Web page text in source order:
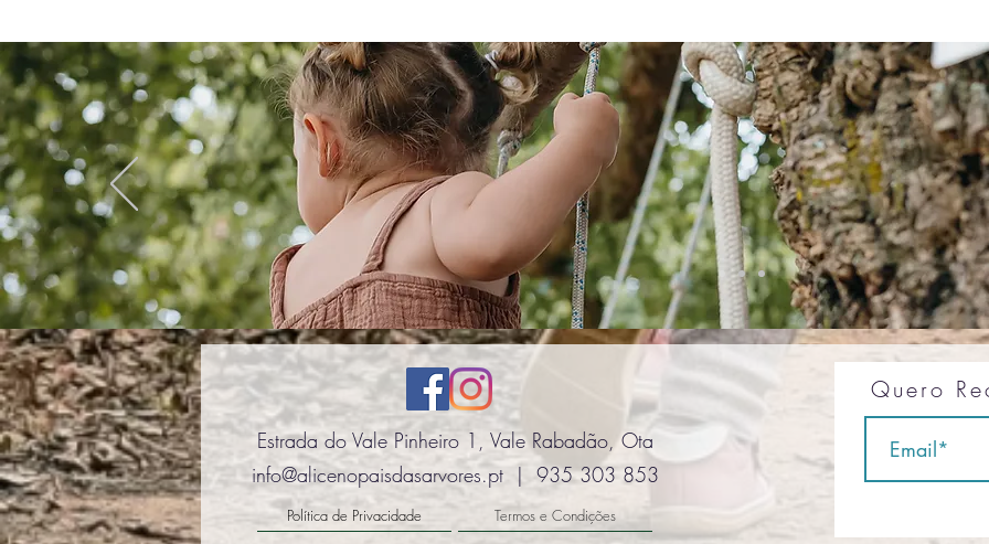
Estrada do Vale Pinheiro 1, Vale Rabadão, Ota
info@alicenopaisdasarvores.pt | 935 303 853
Política de Privacidade Termos e Condições
Quero